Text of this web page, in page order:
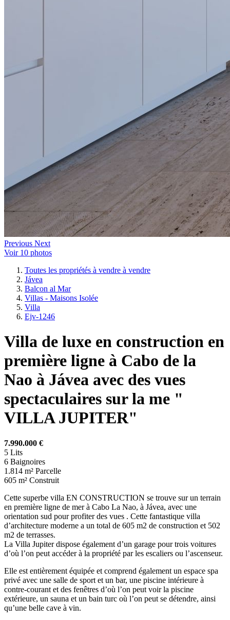
Previous Next
Voir 10 photos
Toutes les propriétés à vendre à vendre
Jávea
Balcon al Mar
Villas - Maisons Isolée
Villa
Ejv-1246
Villa de luxe en construction en
première ligne à Cabo de la
Nao à Jávea avec des vues
spectaculaires sur la me "
VILLA JUPITER"
7.990.000 €
5 Lits
6 Baignoires
1.814 m² Parcelle
605 m² Construit
Cette superbe villa EN CONSTRUCTION se trouve sur un terrain
en première ligne de mer à Cabo La Nao, à Jávea, avec une
orientation sud pour profiter des vues . Cette fantastique villa
d’architecture moderne a un total de 605 m2 de construction et 502
m2 de terrasses.
La Villa Jupiter dispose également d’un garage pour trois voitures
d’où l’on peut accéder à la propriété par les escaliers ou l’ascenseur.
Elle est entièrement équipée et comprend également un espace spa
privé avec une salle de sport et un bar, une piscine intérieure à
contre-courant et des fenêtres d’où l’on peut voir la piscine
extérieure, un sauna et un bain turc où l’on peut se détendre, ainsi
qu’une belle cave à vin.